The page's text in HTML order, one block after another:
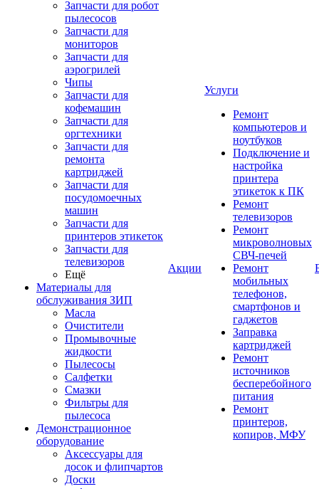
Запчасти для робот
пылесосов
Запчасти для
мониторов
Запчасти для
аэрогрилей
Чипы
Запчасти для
кофемашин
Запчасти для
оргтехники
Запчасти для
ремонта
картриджей
Запчасти для
посудомоечных
машин
Запчасти для
принтеров этикеток
Запчасти для
телевизоров
Ещё
Материалы для
обслуживания ЗИП
Масла
Очистители
Промывочные
жидкости
Пылесосы
Салфетки
Смазки
Фильтры для
пылесоса
Демонстрационное
оборудование
Аксессуары для
досок и флипчартов
Доски
Акции
Услуги
Ремонт
компьютеров и
ноутбуков
Подключение и
настройка
принтера
этикеток к ПК
Ремонт
телевизоров
Ремонт
микроволновых
СВЧ-печей
Ремонт
мобильных
телефонов,
смартфонов и
гаджетов
Заправка
картриджей
Ремонт
источников
бесперебойного
питания
Ремонт
принтеров,
копиров, МФУ